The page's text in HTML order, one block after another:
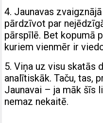
4. Jaunavas
pārdzīvot par
pārspīlē. Bet kopumā
kuriem vienmēr ir
5. Viņa uz visu skatās
analītiskāk. Taču, tas,
Jaunavai – ja māk šīs
nemaz nekaitē.